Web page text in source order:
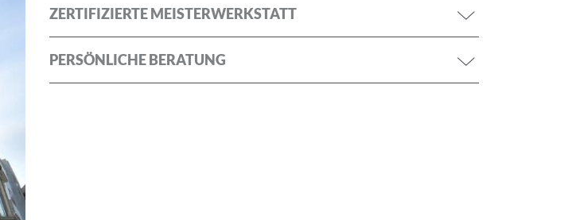
ZERTIFIZIERTE MEISTERWERKSTATT
PERSÖNLICHE BERATUNG